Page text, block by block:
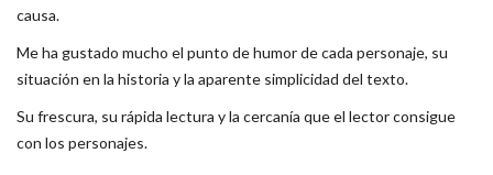
causa.
Me ha gustado mucho el punto de humor de cada personaje, su
situación en la historia y la aparente simplicidad del texto.
Su frescura, su rápida lectura y la cercanía que el lector consigue
con los personajes.